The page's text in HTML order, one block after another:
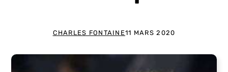
CHARLES FONTAINE11 MARS 2020